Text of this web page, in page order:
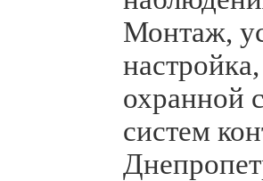
Монтаж,
охранной
систем